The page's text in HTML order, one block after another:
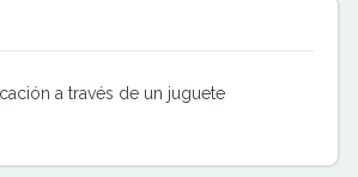
a través de un juguete